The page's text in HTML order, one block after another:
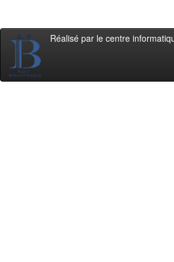
Réalisé par le centre